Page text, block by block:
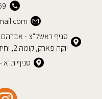
יוקה פארק, קומה 2, יחידה C202 (מול איקאה)
סניף ת"א -